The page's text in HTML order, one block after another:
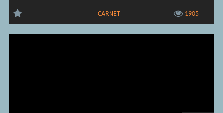
CARNET 1905